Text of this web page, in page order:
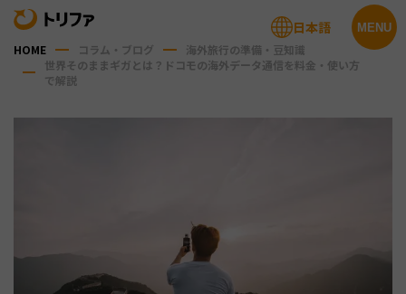
MENU
日本語
HOME コラム・ブログ
海外旅行の準備・豆知識
世界そのままギガとは？ドコモの海外データ通信を料金・使い方
で解説